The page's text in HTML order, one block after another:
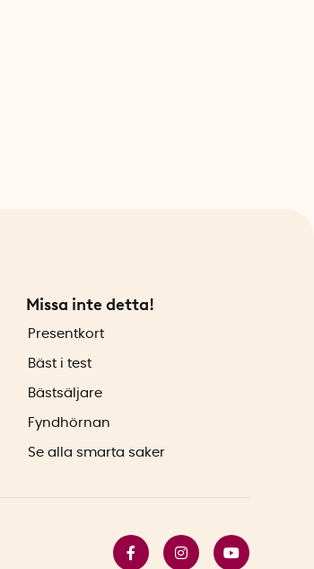
Missa inte detta!
Presentkort
Bäst i test
Bästsäljare
Fyndhörnan
Se alla smarta saker